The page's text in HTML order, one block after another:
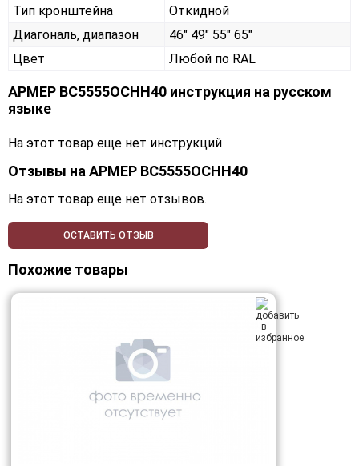
Тип кронштейна
Откидной
Диагональ, диапазон
46" 49" 55" 65"
Цвет
Любой по RAL
АРМЕР ВС5555ОСНН40 инструкция на русском
языке
На этот товар еще нет инструкций
Отзывы наАРМЕР ВС5555ОСНН40
На этот товар еще нет отзывов.
ОСТАВИТЬ ОТЗЫВ
Похожие товары